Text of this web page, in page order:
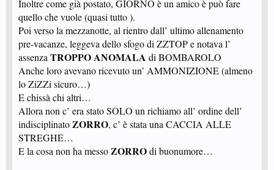
Inoltre come già postato, GIORNO è un amico è può fare
quello che vuole (quasi tutto ).
Poi verso la mezzanotte, al rientro dall’ ultimo allenamento
pre-vacanze, leggeva dello sfogo di ZZTOP e notava l’
assenza TROPPO ANOMALA di BOMBAROLO
Anche loro avevano ricevuto un’ AMMONIZIONE (almeno
lo ZiZZi sicuro…)
E chissà chi altri…
Allora non c’ era stato SOLO un richiamo all’ ordine dell’
indisciplinatoZORRO, c’ è stata una CACCIA ALLE
STREGHE…
E la cosa non ha messoZORROdi buonumore…